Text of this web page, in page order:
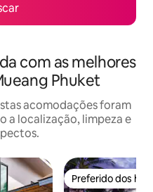
com as melhores
Phuket
acomodações foram
a localização, limpeza e
Preferido dos
Preferido dos